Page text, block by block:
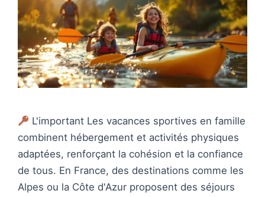
L'important Les vacances sportives en famille
combinent hébergement et activités physiques
adaptées, renforçant la cohésion et la confiance
de tous. En France, des destinations comme les
Alpes ou la Côte d'Azur proposent des séjours